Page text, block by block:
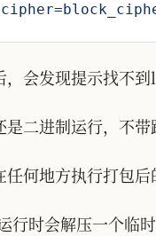
，会发现提示找不
是二进制运行，不
任何地方执行打包
时会解压一个临